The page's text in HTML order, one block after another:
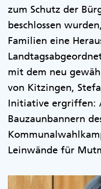
zum Schutz der
beschlossen
Familien eine
mit dem neu
von Kitzingen,
Initiative ergriffen:
Bauzaunbannern
Leinwände für